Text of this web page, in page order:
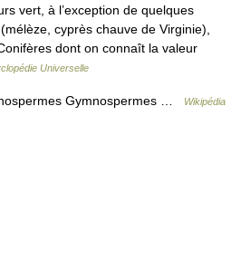
vert, à l’exception de quelques
cyprès chauve de Virginie),
dont on connaît la valeur
Universelle
Gymnospermes …
Wikipédia